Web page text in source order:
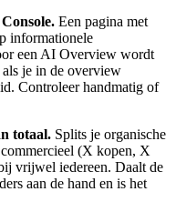
Een pagina met
informationele
een AI Overview wordt
je in de overview
Controleer handmatig of
totaal. Splits je organische
(X kopen, X
vrijwel iedereen. Daalt de
aan de hand en is het